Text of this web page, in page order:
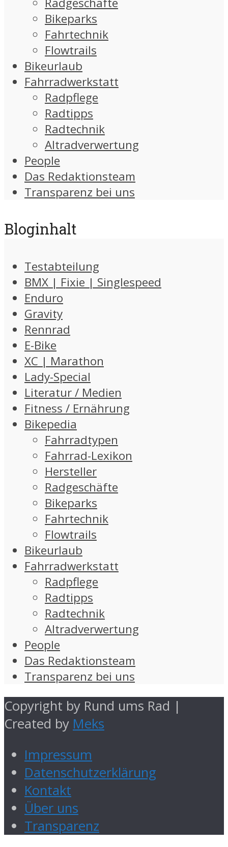
Bikeparks
Fahrtechnik
Flowtrails
Bikeurlaub
Fahrradwerkstatt
Radpflege
Radtipps
Radtechnik
Altradverwertung
People
Das Redaktionsteam
Transparenz bei uns
Bloginhalt
Testabteilung
BMX | Fixie | Singlespeed
Enduro
Gravity
Rennrad
E-Bike
XC | Marathon
Lady-Special
Literatur / Medien
Fitness / Ernährung
Bikepedia
Fahrradtypen
Fahrrad-Lexikon
Hersteller
Radgeschäfte
Bikeparks
Fahrtechnik
Flowtrails
Bikeurlaub
Fahrradwerkstatt
Radpflege
Radtipps
Radtechnik
Altradverwertung
People
Das Redaktionsteam
Transparenz bei uns
Copyright by Rund ums Rad |
Created by Meks
Impressum
Datenschutzerklärung
Kontakt
Über uns
Transparenz